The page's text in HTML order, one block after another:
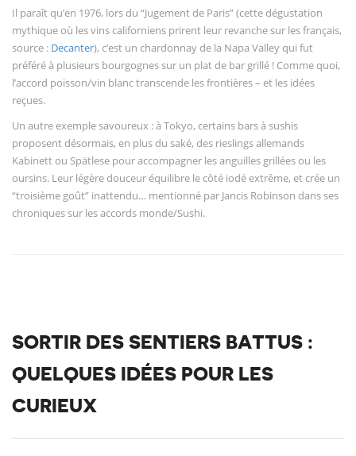
Il paraît qu’en 1976, lors du “Jugement de Paris” (cette dégustation
mythique où les vins californiens prirent leur revanche sur les français,
source : Decanter), c’est un chardonnay de la Napa Valley qui fut
préféré à plusieurs bourgognes sur un plat de bar grillé ! Comme quoi,
l’accord poisson/vin blanc transcende les frontières – et les idées
reçues.
Un autre exemple savoureux : à Tokyo, certains bars à sushis
proposent désormais, en plus du saké, des rieslings allemands
Kabinett ou Spätlese pour accompagner les anguilles grillées ou les
oursins. Leur légère douceur équilibre le côté iodé extrême, et crée un
“troisième goût” inattendu… mentionné par Jancis Robinson dans ses
chroniques sur les accords monde/Sushi.
SORTIR DES SENTIERS BATTUS :
QUELQUES IDÉES POUR LES
CURIEUX